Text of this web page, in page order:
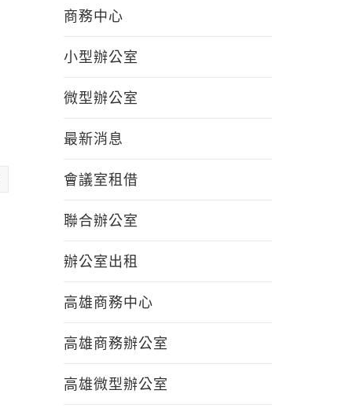
商務中心
小型辦公室
微型辦公室
最新消息
會議室租借
聯合辦公室
辦公室出租
高雄商務中心
高雄商務辦公室
高雄微型辦公室